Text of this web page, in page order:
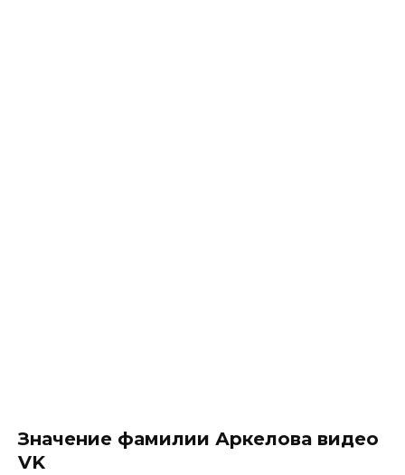
Значение фамилии Аркелова видео
VK